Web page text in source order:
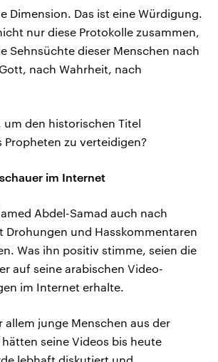
Dimension. Das ist eine Würdigung.
nur diese Protokolle zusammen,
Sehnsüchte dieser Menschen nach
nach Wahrheit, nach
um den historischen Titel
Propheten zu verteidigen?
im Internet
Abdel-Samad auch nach
Drohungen und Hasskommentaren
Was ihn positiv stimme, seien die
auf seine arabischen Video-
im Internet erhalte.
allem junge Menschen aus der
seine Videos bis heute